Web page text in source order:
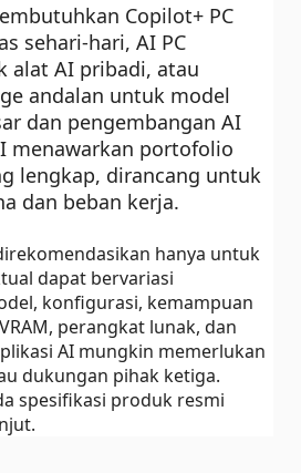
Copilot+ PC
sehari-hari, AI PC
alat AI pribadi, atau
andalan untuk model
dan pengembangan AI
menawarkan portofolio
lengkap, dirancang untuk
dan beban kerja.
hanya untuk
dapat bervariasi
konfigurasi, kemampuan
perangkat lunak, dan
AI mungkin memerlukan
dukungan pihak ketiga.
spesifikasi produk resmi